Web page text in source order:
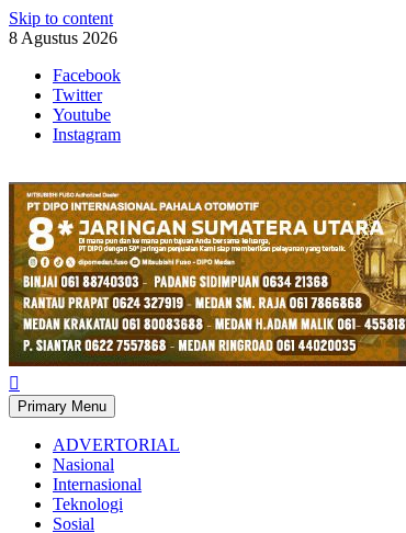
Skip to content
8 Agustus 2026
Facebook
Twitter
Youtube
Instagram
Primary Menu
ADVERTORIAL
Nasional
Internasional
Teknologi
Sosial